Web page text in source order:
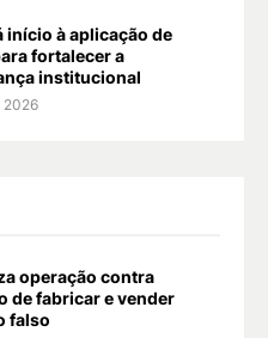
início à aplicação de
fortalecer a
institucional
2026
operação contra
de fabricar e vender
falso